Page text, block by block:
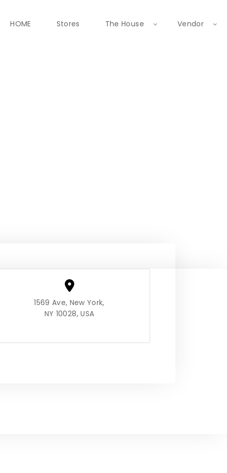
HOME Stores The House Vendor
1569 Ave, New York,
NY 10028, USA